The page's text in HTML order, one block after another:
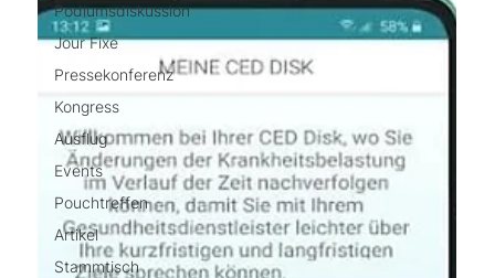
Podiumsdiskussion
Jour Fixe
Pressekonferenz
Kongress
Ausflug
Events
Pouchtreffen
Artikel
Stammtisch